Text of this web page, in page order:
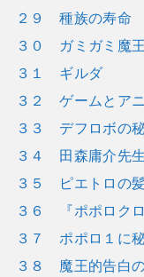
２９ 種族の寿命
３０ ガミガミ魔王
３１ ギルダ
３２ ゲームとア
３３ デフロボの秘
３４ 田森庸介先
３５ ピエトロの
３６ 『ポポロク
３７ ポポロ１に
３８ 魔王的告白